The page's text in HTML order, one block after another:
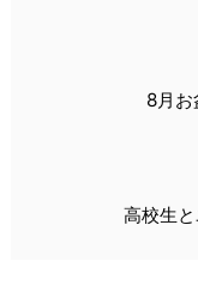
8月お
高校生